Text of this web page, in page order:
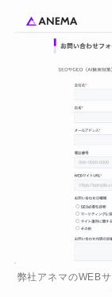
弊社アネマのWEB